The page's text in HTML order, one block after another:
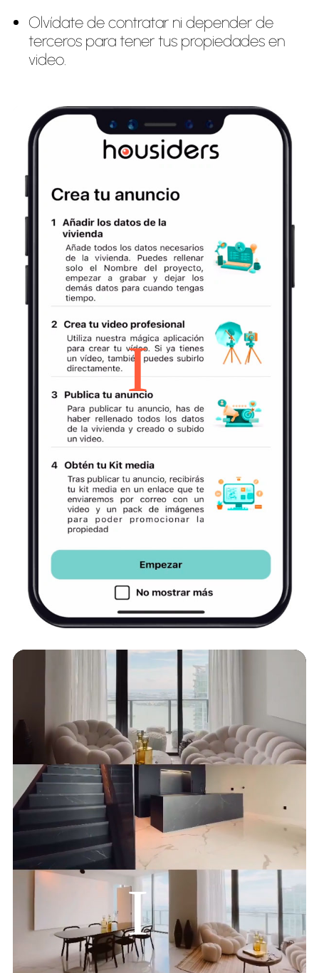
Olvídate de contratar ni depender de
terceros para tener tus propiedades en
video.